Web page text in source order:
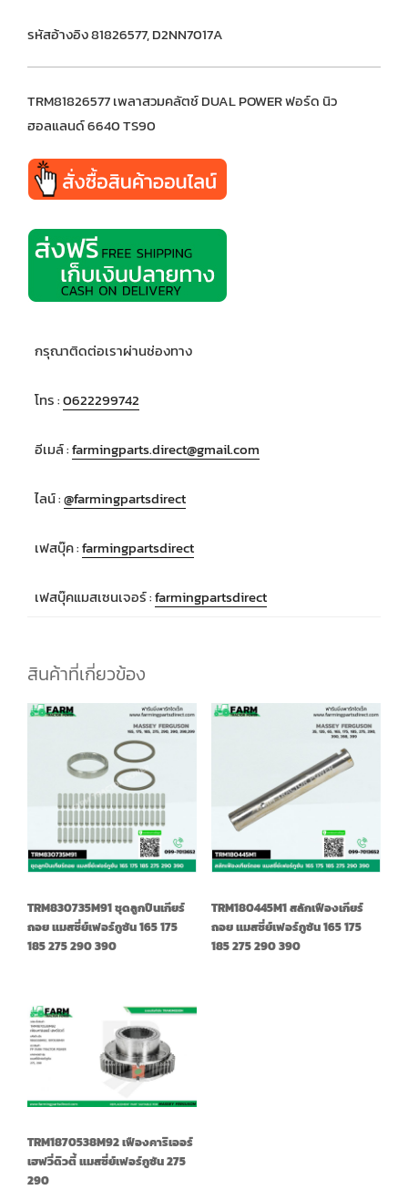
รหัสอ้างอิง 81826577, D2NN7017A
TRM81826577 เพลาสวมคลัตช์ DUAL POWER ฟอร์ด นิว
ฮอลแลนด์ 6640 TS90
กรุณาติดต่อเราผ่านช่องทาง
โทร :0622299742
อีเมล์ :farmingparts.direct@gmail.com
ไลน์ :@farmingpartsdirect
เฟสบุ๊ค :farmingpartsdirect
เฟสบุ๊คแมสเซนเจอร์ :farmingpartsdirect
สินค้าที่เกี่ยวข้อง
TRM830735M91 ชุดลูกปืนเกียร์
ถอย แมสซี่ย์เฟอร์กูซัน 165 175
185 275 290 390
TRM180445M1 สลักเฟืองเกียร์
ถอย แมสซี่ย์เฟอร์กูซัน 165 175
185 275 290 390
TRM1870538M92 เฟืองคาริเออร์
เฮฟวี่ดิวตี้ แมสซี่ย์เฟอร์กูซัน 275
290